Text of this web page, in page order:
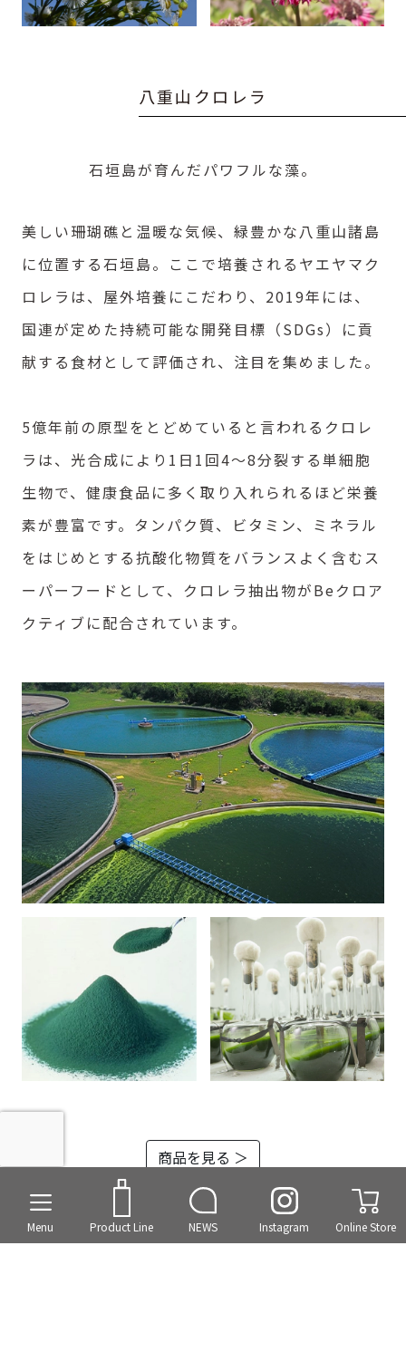
Menu Product Line NEWS Instagram Online Store
八重山 ク ロ レ ラ
石垣島が育んだパワフルな藻。
美しい珊瑚礁と温暖な気候、緑豊かな八重山諸島
に位置する石垣島。ここで培養されるヤエヤマク
ロレラは、屋外培養にこだわり、2019年には、
国連が定めた持続可能な開発目標（SDGs）に貢
献する食材として評価され、注目を集めました。
5億年前の原型をとどめていると言われるクロレ
ラは、光合成により1日1回4～8分裂する単細胞
生物で、健康食品に多く取り入れられるほど栄養
素が豊富です。タンパク質、ビタミン、ミネラル
をはじめとする抗酸化物質をバランスよく含むス
ーパーフードとして、クロレラ抽出物がBeクロア
クティブに配合されています。
商品を見る ＞